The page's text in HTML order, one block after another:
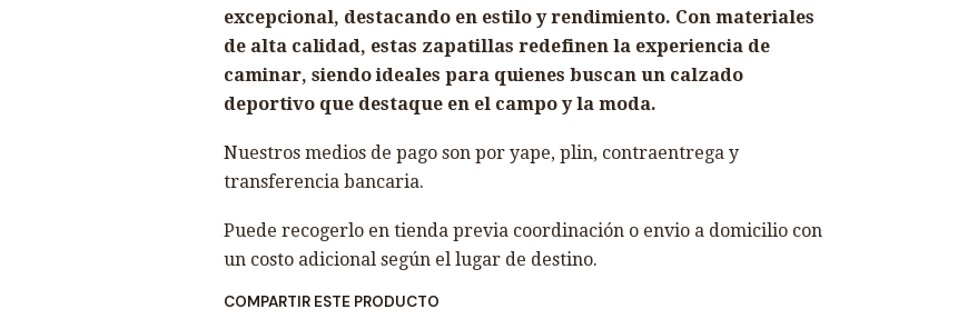
d
excepcional, destacando en estilo y rendimiento. Con materiales
de alta calidad, estas zapatillas redefinen la experiencia de
caminar, siendo ideales para quienes buscan un calzado
deportivo que destaque en el campo y la moda.
Nuestros medios de pago son por yape, plin, contraentrega y
transferencia bancaria.
Puede recogerlo en tienda previa coordinación o envio a domicilio con
un costo adicional según el lugar de destino.
COMPARTIR ESTE PRODUCTO